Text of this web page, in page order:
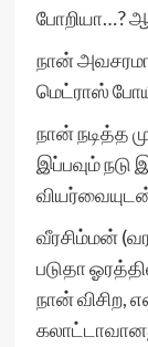
போறியா…?
நான்
மெட்ராஸ்
நான் நடித்த
இப்பவும் நடு
வீரசிம்மன்
படுதா
நான் விசிற,